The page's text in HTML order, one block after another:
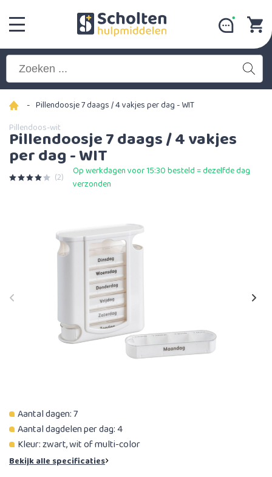
- Pillendoosje 7 daags / 4 vakjes per dag - WIT
Pillendoos-wit
Pillendoosje 7 daags / 4 vakjes
per dag - WIT
(2)
Op werkdagen voor 15:30 besteld = dezelfde dag
verzonden
Aantal dagen: 7
Aantal dagdelen per dag: 4
Kleur: zwart, wit of multi-color
Bekijk alle specificaties